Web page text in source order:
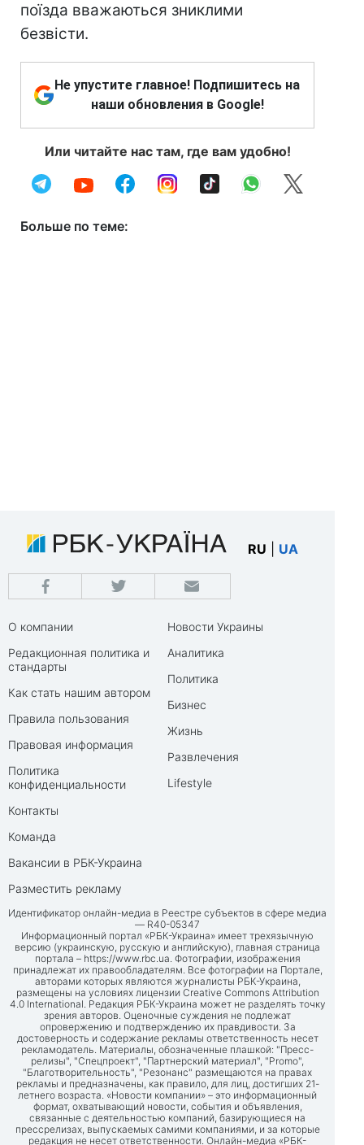
поїзда вважаються зниклими
безвісти.
Не упустите главное! Подпишитесь на
наши обновления в Google!
Или читайте нас там, где вам удобно!
Больше по теме:
RU UA
О компании
Редакционная политика и
стандарты
Как стать нашим автором
Правила пользования
Правовая информация
Политика
конфиденциальности
Контакты
Команда
Вакансии в РБК-Украина
Разместить рекламу
Новости Украины
Аналитика
Политика
Бизнес
Жизнь
Развлечения
Lifestyle
Идентификатор онлайн-медиа в Реестре субъектов в сфере медиа
— R40-05347
Информационный портал «РБК-Украина» имеет трехязычную
версию (украинскую, русскую и английскую), главная страница
портала – https://www.rbc.ua. Фотографии, изображения
принадлежат их правообладателям. Все фотографии на Портале,
авторами которых являются журналисты РБК-Украина,
размещены на условиях лицензии Creative Commons Attribution
4.0 International. Редакция РБК-Украина может не разделять точку
зрения авторов. Оценочные суждения не подлежат
опровержению и подтверждению их правдивости. За
достоверность и содержание рекламы ответственность несет
рекламодатель. Материалы, обозначенные плашкой: "Пресс-
релизы", "Спецпроект", "Партнерский материал", "Promo",
"Благотворительность", "Резонанс" размещаются на правах
рекламы и предназначены, как правило, для лиц, достигших 21-
летнего возраста. «Новости компании» – это информационный
формат, охватывающий новости, события и объявления,
связанные с деятельностью компаний, базирующиеся на
прессрелизах, выпускаемых самими компаниями, и за которые
редакция не несет ответственности. Онлайн-медиа «РБК-